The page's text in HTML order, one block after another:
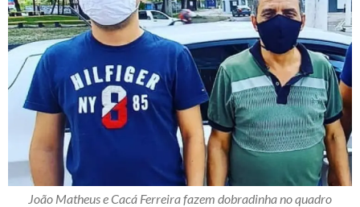
João Matheus e Cacá Ferreira fazem dobradinha no quadro